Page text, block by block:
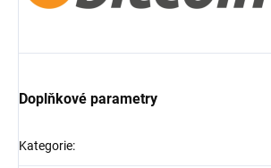
Doplňkové parametry
Kategorie: